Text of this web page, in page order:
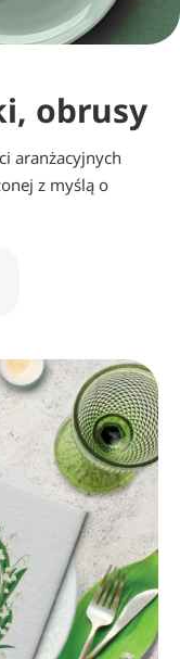
obrusy
aranżacyjnych
z myślą o